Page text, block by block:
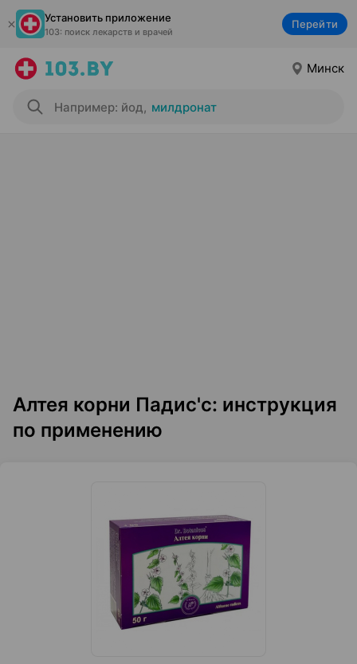
Установить приложение
103: поиск лекарств и врачей
Перейти
Минск
Например: йод, милдронат
Алтея корни Падис'с: инструкция
по применению